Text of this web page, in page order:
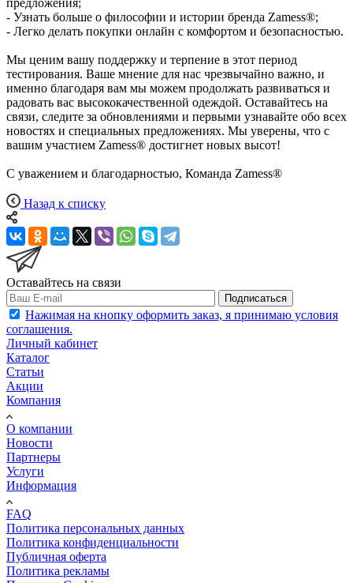
- Узнать больше о философии и истории бренда Zamess®;
- Легко делать покупки онлайн с комфортом и безопасностью.
Мы ценим вашу поддержку и терпение в этот период
тестирования. Ваше мнение для нас чрезвычайно важно, и
именно благодаря вам мы можем продолжать развиваться и
радовать вас высококачественной одеждой. Оставайтесь на
связи, следите за обновлениями и первыми узнавайте обо всех
новостях и специальных предложениях. Мы уверены, что с
вашим участием Zamess® достигнет новых высот!
С уважением и благодарностью, Команда Zamess®
Назад к списку
Оставайтесь на связи
Подписаться
Нажимая на кнопку оформить заказ, я принимаю условия
соглашения.
Личный кабинет
Каталог
Статьи
Акции
Компания
О компании
Новости
Партнеры
Услуги
Информация
FAQ
Политика персональных данных
Политика конфиденциальности
Публичная оферта
Политика рекламы